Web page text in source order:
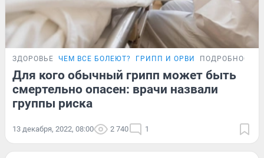
ЗДОРОВЬЕ ЧЕМ ВСЕ БОЛЕЮТ? ГРИПП И ОРВИ ПОДРОБНОСТИ
Для кого обычный грипп может быть
смертельно опасен: врачи назвали
группы риска
13 декабря, 2022, 08:00 2 740 1